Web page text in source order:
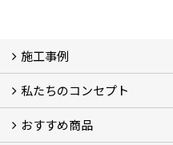
施工事例
施工事例
お客様の声 (46)
私たちのコンセプト
コンセプト
完成までの流れ
お庭のメンテナンスについて
おすすめ商品